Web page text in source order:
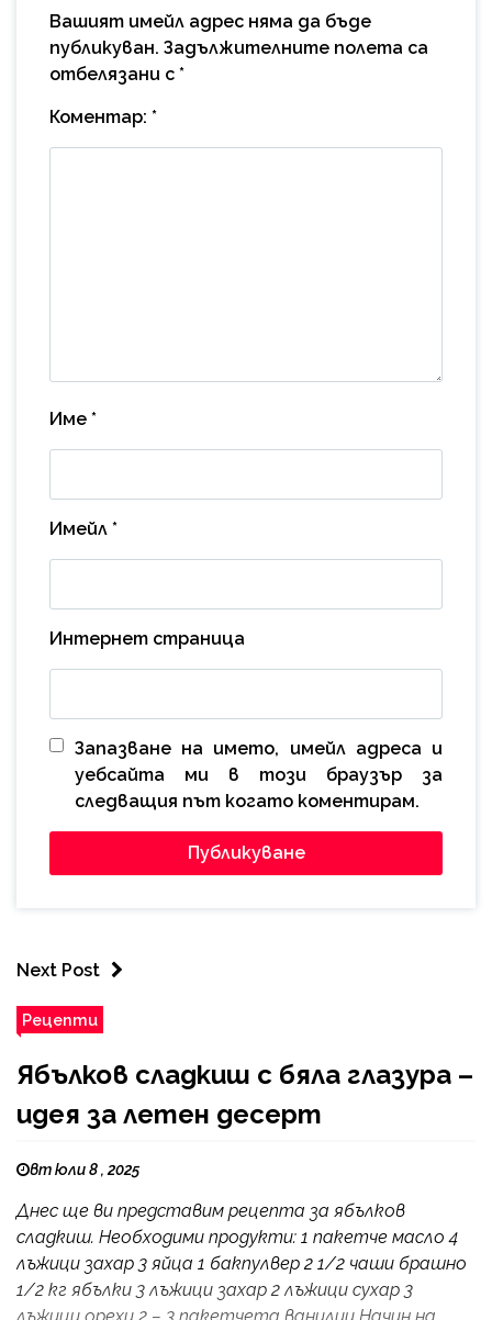
Вашият имейл адрес няма да бъде
публикуван. Задължителните полета са
отбелязани с *
Коментар: *
Име *
Имейл *
Интернет страница
Запазване на името, имейл адреса и
уебсайта ми в този браузър за
следващия път когато коментирам.
Next Post
Рецепти
Ябълков сладкиш с бяла глазура –
идея за летен десерт
вт юли 8 , 2025
Днес ще ви представим рецепта за ябълков
сладкиш. Необходими продукти: 1 пакетче масло 4
лъжици захар 3 яйца 1 бакпулвер 2 1/2 чаши брашно
1/2 кг ябълки 3 лъжици захар 2 лъжици сухар 3